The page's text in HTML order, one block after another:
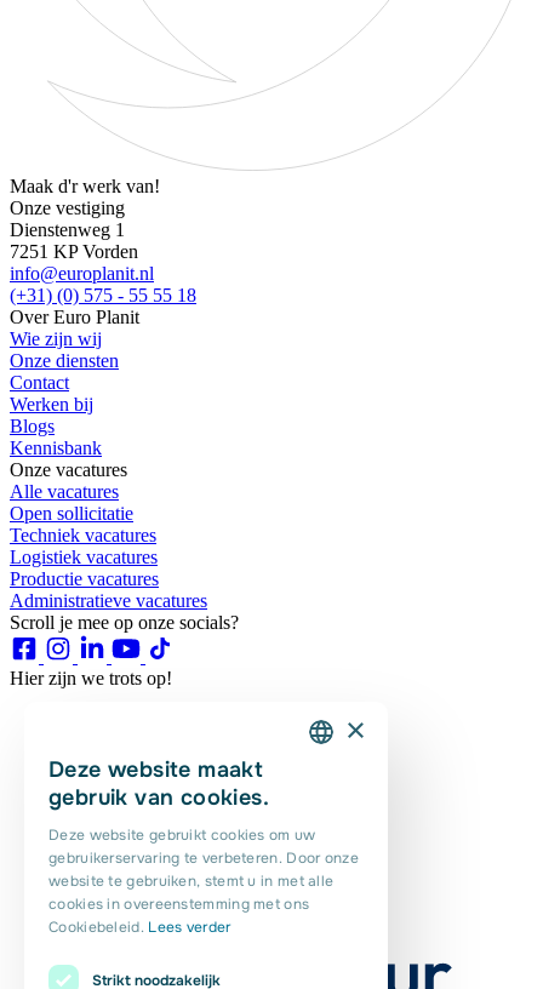
Maak d'r werk van!
Onze vestiging
Dienstenweg 1
7251 KP Vorden
info@europlanit.nl
(+31) (0) 575 - 55 55 18
Over Euro Planit
Wie zijn wij
Onze diensten
Contact
Werken bij
Blogs
Kennisbank
Onze vacatures
Alle vacatures
Open sollicitatie
Techniek vacatures
Logistiek vacatures
Productie vacatures
Administratieve vacatures
Scroll je mee op onze socials?
Hier zijn we trots op!
PORTUGUESE
POLISH
×
Deze website maakt
gebruik van cookies.
Deze website gebruikt cookies om uw
gebruikerservaring te verbeteren. Door onze
website te gebruiken, stemt u in met alle
cookies in overeenstemming met ons
Cookiebeleid. Lees verder
Strikt noodzakelijk